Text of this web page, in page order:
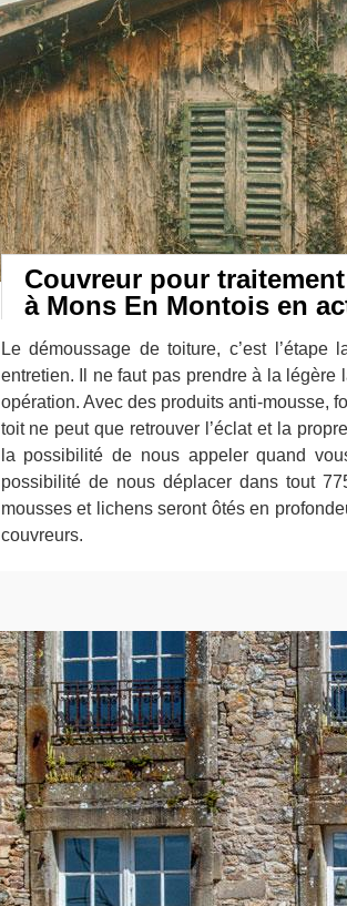
Couvreur pour
à Mons En Montois en
Le démoussage de toiture, c’est l’étape
entretien. Il ne faut pas prendre à la
opération. Avec des produits anti-mousse,
toit ne peut que retrouver l’éclat et la
la possibilité de nous appeler quand
possibilité de nous déplacer dans tout
mousses et lichens seront ôtés en
couvreurs.